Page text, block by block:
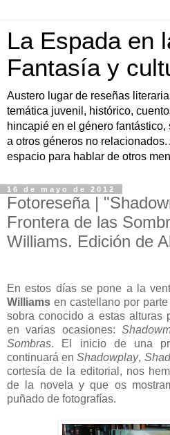
La Espada en
Fantasía y
Austero lugar de reseñas
temática juvenil, histórico,
hincapié en el género
a otros géneros no
espacio para hablar de otros
16 de mayo de 2012
Fotoreseña |
Frontera de las
Williams. Edición de
En estos días se pone a la
Williams en castellano por
sobra conocido a estas alturas
en varias ocasiones:
Sombras. El inicio de una
continuará enShadowplay,
cortesía de la editorial, nos
de la novela y que os
puñado de fotografías.